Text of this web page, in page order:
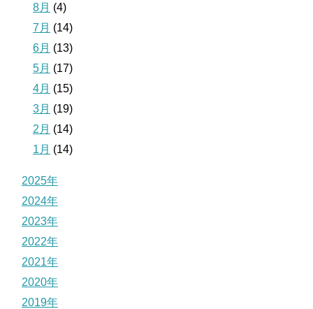
8月 (4)
7月 (14)
6月 (13)
5月 (17)
4月 (15)
3月 (19)
2月 (14)
1月 (14)
2025年
2024年
2023年
2022年
2021年
2020年
2019年